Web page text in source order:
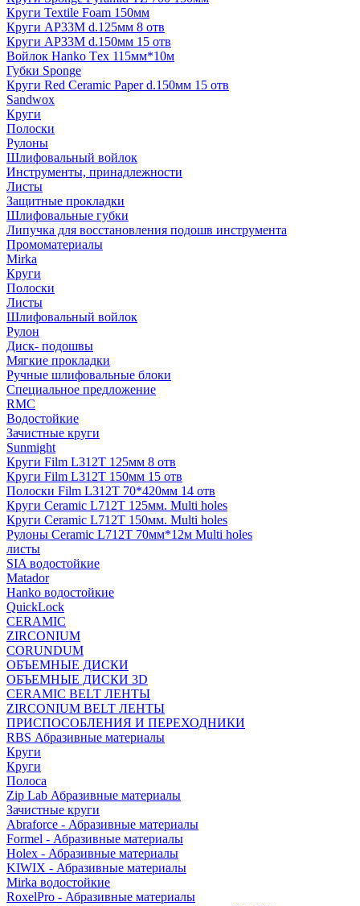
Круги Textile Foam 150мм
Круги AP33M d.125мм 8 отв
Круги AP33M d.150мм 15 отв
Войлок Hanko Tех 115мм*10м
Губки Sponge
Круги Red Ceramic Paper d.150мм 15 отв
Sandwox
Круги
Полоски
Рулоны
Шлифовальный войлок
Инструменты, принадлежности
Листы
Защитные прокладки
Шлифовальные губки
Липучка для восстановления подошв инструмента
Промоматериалы
Mirka
Круги
Полоски
Листы
Шлифовальный войлок
Рулон
Диск- подошвы
Мягкие прокладки
Ручные шлифовальные блоки
Специальное предложение
RMC
Водостойкие
Зачистные круги
Sunmight
Круги Film L312T 125мм 8 отв
Круги Film L312T 150мм 15 отв
Полоски Film L312T 70*420мм 14 отв
Круги Ceramic L712T 125мм. Multi holes
Круги Ceramic L712T 150мм. Multi holes
Рулоны Ceramic L712T 70мм*12м Multi holes
листы
SIA водостойкие
Matador
Hanko водостойкие
QuickLock
CERAMIC
ZIRCONIUM
СORUNDUM
ОБЪЕМНЫЕ ДИСКИ
ОБЪЕМНЫЕ ДИСКИ 3D
CERAMIC BELT ЛЕНТЫ
ZIRCONIUM BELT ЛЕНТЫ
ПРИСПОСОБЛЕНИЯ И ПЕРЕХОДНИКИ
RBS Абразивные материалы
Круги
Круги
Полоса
Zip Lab Абразивные материалы
Зачистные круги
Abraforce - Абразивные материалы
Formel - Абразивные материалы
Holex - Абразивные материалы
KIWIX - Абразивные материалы
Mirka водостойкие
RoxelPro - Абразивные материалы